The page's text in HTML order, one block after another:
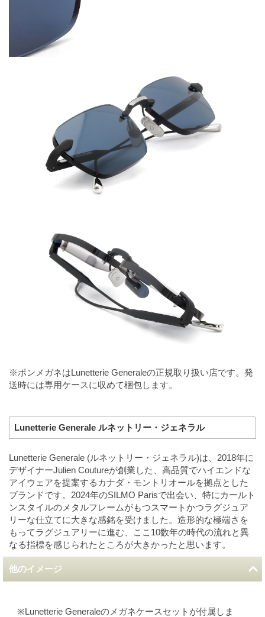
※ポンメガネはLunetterie Generaleの正規取り扱い店です。発
送時には専用ケースに収めて梱包します。
Lunetterie Generale ルネットリー・ジェネラル
Lunetterie Generale (ルネットリー・ジェネラル)は、2018年に
デザイナーJulien Coutureが創業した、高品質でハイエンドな
アイウェアを提案するカナダ・モントリオールを拠点とした
ブランドです。2024年のSILMO Parisで出会い、特にカールト
ンスタイルのメタルフレームがもつスマートかつラグジュア
リーな仕立てに大きな感銘を受けました。造形的な極端さを
もってラグジュアリーに進む、ここ10数年の時代の流れと異
なる指標を感じられたところが大きかったと思います。
他のイメージ
※Lunetterie Generaleのメガネケースセットが付属しま